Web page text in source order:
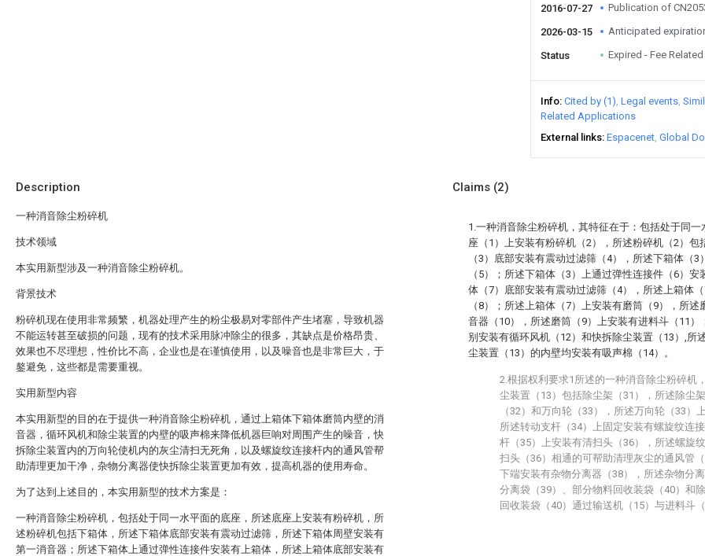
2016-07-27 Publication of
2026-03-15 Anticipated
Status Expired - Fee Related
Info Cited by (1) Legal events
Related Applications
External links Espacenet Global
Description
一种消音除尘粉碎机
技术领域
本实用新型涉及一种消音除尘粉碎机。
背景技术
粉碎机现在使用非常频繁，机器处理产生的粉尘极易对零部件产生堵塞，导致机器
不能运转甚至破损的问题，现有的技术采用脉冲除尘的很多，其缺点是价格昂贵、
效果也不尽理想，性价比不高，企业也是在谨慎使用，以及噪音也是非常巨大，于
鏊避免，这些都是需要重视。
实用新型内容
本实用新型的目的在于提供一种消音除尘粉碎机，通过上箱体下箱体磨筒内壁的消
音器，循环风机和除尘装置的内壁的吸声棉来降低机器巨响对周围产生的噪音，快
拆除尘装置内的万向轮使机内的灰尘清扫无死角，以及螺旋纹连接杆内的通风管帮
助清理更加干净，杂物分离器使快拆除尘装置更加有效，提高机器的使用寿命。
为了达到上述目的，本实用新型的技术方案是：
一种消音除尘粉碎机，包括处于同一水平面的底座，所述底座上安装有粉碎机，所
述粉碎机包括下箱体，所述下箱体底部安装有震动过滤筛，所述下箱体周壁安装有
第一消音器；所述下箱体上通过弹性连接件安装有上箱体，所述上箱体底部安装有
Claims (2)
1.一种消音除尘粉碎机，其特征在于：包括处于同
座（1）上安装有粉碎机（2），所述粉碎机（2）包
（3）底部安装有震动过滤筛（4），所述下箱体（
（5）；所述下箱体（3）上通过弹性连接件（6）
体（7）底部安装有震动过滤筛（4），所述上箱体
（8）；所述上箱体（7）上安装有磨筒（9），所
音器（10），所述磨筒（9）上安装有进料斗（11
别安装有循环风机（12）和快拆除尘装置（13）,所
尘装置（13）的内壁均安装有吸声棉（14）。
2.根据权利要求1所述的一种消音除尘粉碎机
尘装置（13）包括除尘架（31），所述除尘
（32）和万向轮（33），所述万向轮（33）
所述转动支杆（34）上固定安装有螺旋纹连
杆（35）上安装有清扫头（36），所述螺旋
扫头（36）相通的可帮助清理灰尘的通风管
下端安装有杂物分离器（38），所述杂物分
分离袋（39）、部分物料回收装袋（40）和
回收装袋（40）通过输送机（15）与进料斗